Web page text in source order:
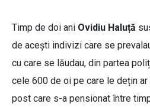
Timp de doi ani Ovidiu Haluță
de acești indivizi care se
cu care se lăudau, din partea
cele 600 de oi pe care le dețin
post care s-a pensionat între